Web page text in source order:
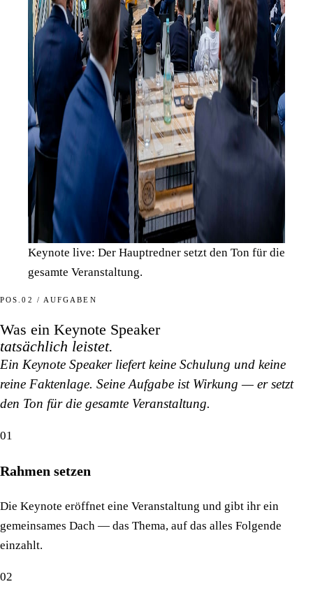
Keynote live: Der Hauptredner setzt den Ton für die
gesamte Veranstaltung.
POS.02 / AUFGABEN
Was ein Keynote Speaker
tatsächlich leistet.
Ein Keynote Speaker liefert keine Schulung und keine
reine Faktenlage. Seine Aufgabe ist Wirkung — er setzt
den Ton für die gesamte Veranstaltung.
01
Rahmen setzen
Die Keynote eröffnet eine Veranstaltung und gibt ihr ein
gemeinsames Dach — das Thema, auf das alles Folgende
einzahlt.
02